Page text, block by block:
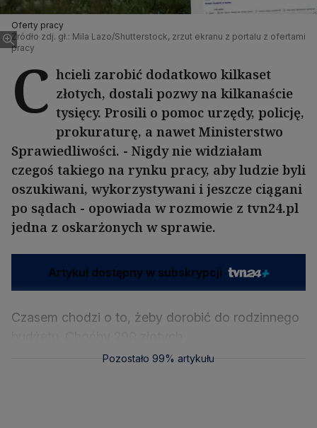
Oferty pracy
Źródło zdj. gł.: Mila Lazo/Shutterstock, zrzut ekranu z portalu z ofertami
pracy
C hcieli zarobić dodatkowo kilkaset
złotych, dostali pozwy na kilkanaście
tysięcy. Prosili o pomoc urzędy, policję,
prokuraturę, a nawet Ministerstwo
Sprawiedliwości. - Nigdy nie widziałam
czegoś takiego na rynku pracy, aby ludzie byli
oszukiwani, wykorzystywani i jeszcze ciągani
po sądach - opowiada w rozmowie z tvn24.pl
jedna z oskarżonych w sprawie.
Artykuł dostępny w subskrypcji
Czasem chodzi o to, żeby dorobić do rodzinnego
Pozostało 99% artykułu